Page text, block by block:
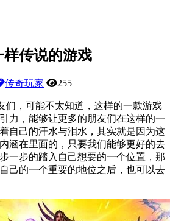
传说的游戏
传奇玩家 255
们，可能不太知道，这样的一款游戏
力，能够让更多的朋友们在这样的一
自己的汗水与泪水，其实就是因为这
涵在里面的，只要我们能够更好的去
一步的踏入自己想要的一个位置，那
己的一个重要的地位之后，也可以去